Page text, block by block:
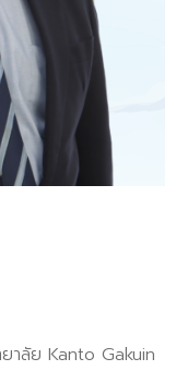
ลัย Kanto Gakuin